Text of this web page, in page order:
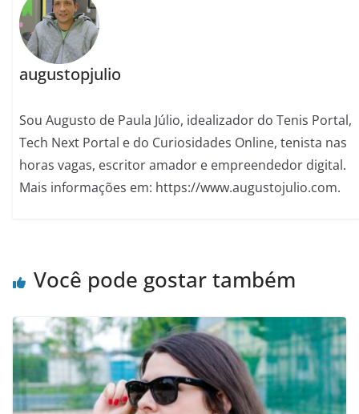
augustopjulio
Sou Augusto de Paula Júlio, idealizador do Tenis Portal,
Tech Next Portal e do Curiosidades Online, tenista nas
horas vagas, escritor amador e empreendedor digital.
Mais informações em: https://www.augustojulio.com.
Você pode gostar também